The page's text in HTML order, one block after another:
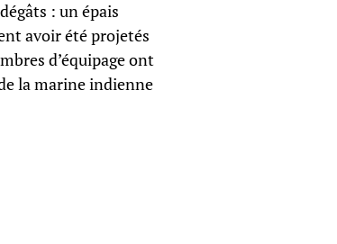
: un épais
avoir été projetés
d’équipage ont
la marine indienne